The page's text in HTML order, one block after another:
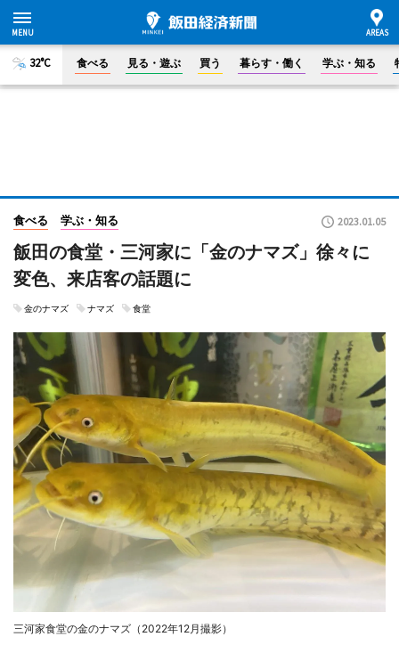
32°C 食べる 見る・遊ぶ 買う 暮らす・働く 学ぶ・知る
食べる 学ぶ・知る 2023.01.05
飯田の食堂・三河家に「金のナマズ」徐々に
変色、来店客の話題に
金のナマズ ナマズ 食堂
三河家食堂の金のナマズ（2022年12月撮影）